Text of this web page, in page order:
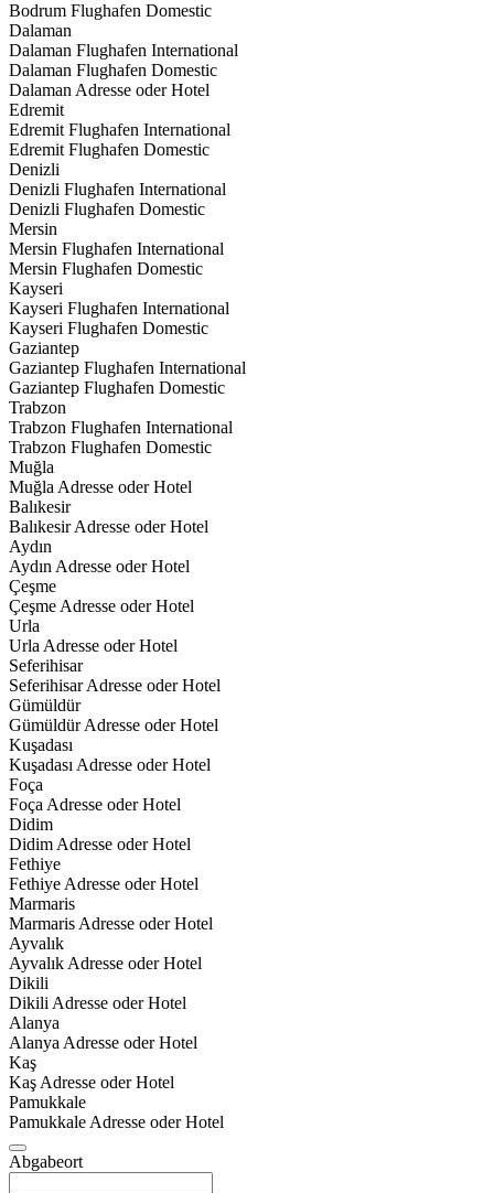
Bodrum Flughafen Domestic
Dalaman
Dalaman Flughafen International
Dalaman Flughafen Domestic
Dalaman Adresse oder Hotel
Edremit
Edremit Flughafen International
Edremit Flughafen Domestic
Denizli
Denizli Flughafen International
Denizli Flughafen Domestic
Mersin
Mersin Flughafen International
Mersin Flughafen Domestic
Kayseri
Kayseri Flughafen International
Kayseri Flughafen Domestic
Gaziantep
Gaziantep Flughafen International
Gaziantep Flughafen Domestic
Trabzon
Trabzon Flughafen International
Trabzon Flughafen Domestic
Muğla
Muğla Adresse oder Hotel
Balıkesir
Balıkesir Adresse oder Hotel
Aydın
Aydın Adresse oder Hotel
Çeşme
Çeşme Adresse oder Hotel
Urla
Urla Adresse oder Hotel
Seferihisar
Seferihisar Adresse oder Hotel
Gümüldür
Gümüldür Adresse oder Hotel
Kuşadası
Kuşadası Adresse oder Hotel
Foça
Foça Adresse oder Hotel
Didim
Didim Adresse oder Hotel
Fethiye
Fethiye Adresse oder Hotel
Marmaris
Marmaris Adresse oder Hotel
Ayvalık
Ayvalık Adresse oder Hotel
Dikili
Dikili Adresse oder Hotel
Alanya
Alanya Adresse oder Hotel
Kaş
Kaş Adresse oder Hotel
Pamukkale
Pamukkale Adresse oder Hotel
Abgabeort